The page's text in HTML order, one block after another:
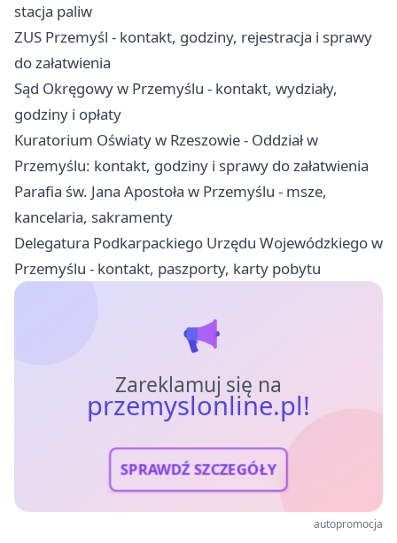
stacja paliw
ZUS Przemyśl - kontakt, godziny, rejestracja i sprawy
do załatwienia
Sąd Okręgowy w Przemyślu - kontakt, wydziały,
godziny i opłaty
Kuratorium Oświaty w Rzeszowie - Oddział w
Przemyślu: kontakt, godziny i sprawy do załatwienia
Parafia św. Jana Apostoła w Przemyślu - msze,
kancelaria, sakramenty
Delegatura Podkarpackiego Urzędu Wojewódzkiego w
Przemyślu - kontakt, paszporty, karty pobytu
Zareklamuj się na
przemyslonline.pl!
SPRAWDŹ SZCZEGÓŁY
autopromocja